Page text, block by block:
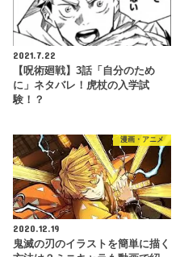
2021.7.22
【呪術廻戦】3話「自分のため
に」ネタバレ！虎杖の入学試
験！？
漫画・アニメ
2020.12.19
鬼滅の刃のイラストを簡単に描く